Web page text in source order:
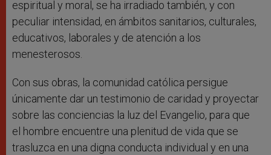
espiritual y moral, se ha irradiado también, y con
peculiar intensidad, en ámbitos sanitarios, culturales,
educativos, laborales y de atención a los
menesterosos.
Con sus obras, la comunidad católica persigue
únicamente dar un testimonio de caridad y proyectar
sobre las conciencias la luz del Evangelio, para que
el hombre encuentre una plenitud de vida que se
trasluzca en una digna conducta individual y en una